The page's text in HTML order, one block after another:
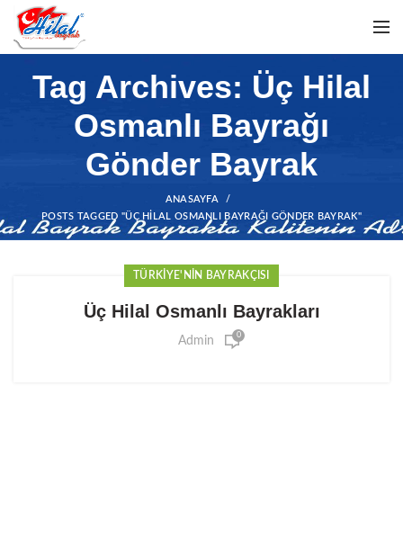
Tag Archives: Üç Hilal
Osmanlı Bayrağı
Gönder Bayrak
ANASAYFA
POSTS TAGGED "ÜÇ HILAL OSMANLI BAYRAĞI GÖNDER BAYRAK"
TÜRKIYE'NIN BAYRAKÇISI
Üç Hilal Osmanlı Bayrakları
Admin 0